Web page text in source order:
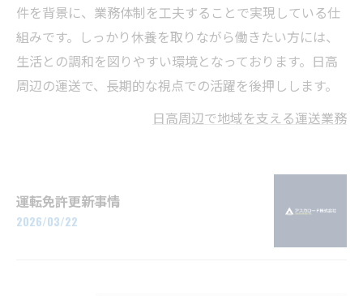
件を背景に、業務体制を工夫することで実現している仕
組みです。しっかり休養を取りながら働きたい方には、
生活との調和を図りやすい環境となっております。日高
周辺の運送で、長期的な視点での活躍を後押しします。
日高周辺で地域を支える運送業務
運転免許更新事情
2026/03/22